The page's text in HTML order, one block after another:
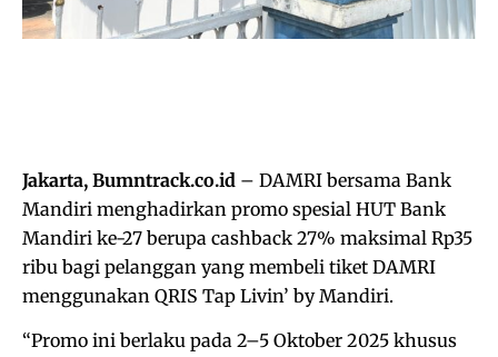
Jakarta, Bumntrack.co.id – DAMRI bersama Bank
Mandiri menghadirkan promo spesial HUT Bank
Mandiri ke-27 berupa cashback 27% maksimal Rp35
ribu bagi pelanggan yang membeli tiket DAMRI
menggunakan QRIS Tap Livin’ by Mandiri.
“Promo ini berlaku pada 2–5 Oktober 2025 khusus